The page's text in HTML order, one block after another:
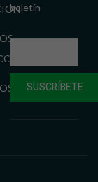
boletín
SUSCRÍBETE